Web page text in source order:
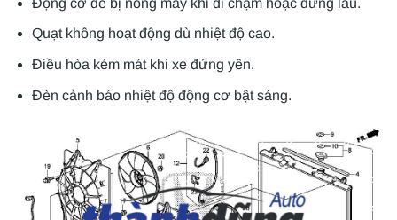
Quạt không hoạt động dù nhiệt độ cao.
Điều hòa kém mát khi xe đứng yên.
Đèn cảnh báo nhiệt độ động cơ bật sáng.